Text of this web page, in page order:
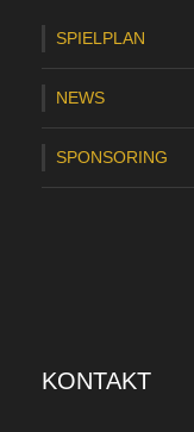
SPIELPLAN
NEWS
SPONSORING
KONTAKT